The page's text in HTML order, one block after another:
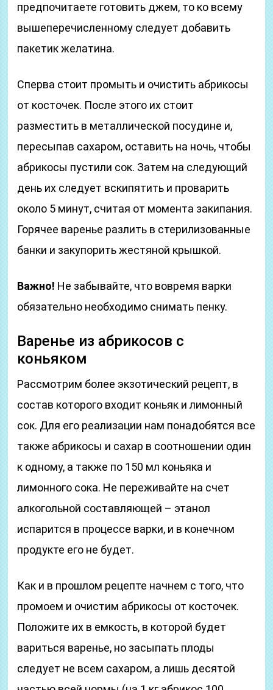
предпочитаете готовить джем, то ко всему
вышеперечисленному следует добавить
пакетик желатина.
Сперва стоит промыть и очистить абрикосы
от косточек. После этого их стоит
разместить в металлической посудине и,
пересыпав сахаром, оставить на ночь, чтобы
абрикосы пустили сок. Затем на следующий
день их следует вскипятить и проварить
около 5 минут, считая от момента закипания.
Горячее варенье разлить в стерилизованные
банки и закупорить жестяной крышкой.
Важно! Не забывайте, что вовремя варки
обязательно необходимо снимать пенку.
Варенье из абрикосов с
коньяком
Рассмотрим более экзотический рецепт, в
состав которого входит коньяк и лимонный
сок. Для его реализации нам понадобятся все
также абрикосы и сахар в соотношении один
к одному, а также по 150 мл коньяка и
лимонного сока. Не переживайте на счет
алкогольной составляющей – этанол
испарится в процессе варки, и в конечном
продукте его не будет.
Как и в прошлом рецепте начнем с того, что
промоем и очистим абрикосы от косточек.
Положите их в емкость, в которой будет
вариться варенье, но засыпать плоды
следует не всем сахаром, а лишь десятой